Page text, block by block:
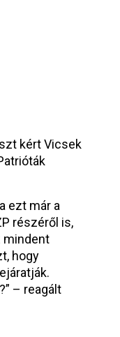
kért Vicsek
ezt már a
részéről is,
mindent
hogy
– reagált